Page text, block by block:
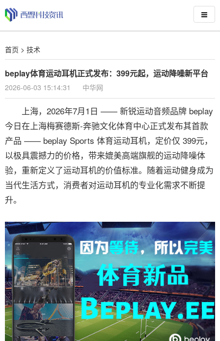
首页 > 技术
beplay体育运动耳机正式发布：399元起，运动降噪新平台
2026-06-03 15:14:31 中华网
上海，2026年7月1日 —— 新锐运动音频品牌 beplay
今日在上海梅赛德斯-奔驰文化体育中心正式发布其首款
产品 —— beplay Sports 体育运动耳机，定价仅 399元，
以极具震撼力的价格，带来媲美高端旗舰的运动降噪体
验，重新定义了运动耳机的价值标准。随着运动健身成为
当代生活方式，消费者对运动耳机的专业化需求不断提
升。